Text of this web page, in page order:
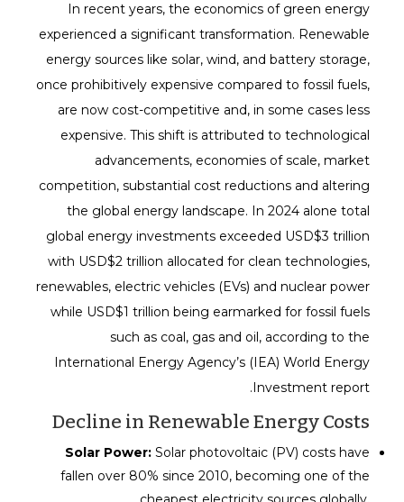
In recent years, the economics of green energy
experienced a significant transformation. Renewable
energy sources like solar, wind, and battery storage,
once prohibitively expensive compared to fossil fuels,
are now cost-competitive and, in some cases less
expensive. This shift is attributed to technological
advancements, economies of scale, market
competition, substantial cost reductions and altering
the global energy landscape. In 2024 alone total
global energy investments exceeded USD$3 trillion
with USD$2 trillion allocated for clean technologies,
renewables, electric vehicles (EVs) and nuclear power
while USD$1 trillion being earmarked for fossil fuels
such as coal, gas and oil, according to the
International Energy Agency’s (IEA) World Energy
Investment report.
Decline in Renewable Energy Costs
Solar Power: Solar photovoltaic (PV) costs have
fallen over 80% since 2010, becoming one of the